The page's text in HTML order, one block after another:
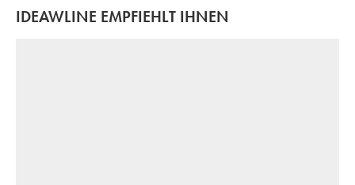
IDEAWLINE EMPFIEHLT IHNEN